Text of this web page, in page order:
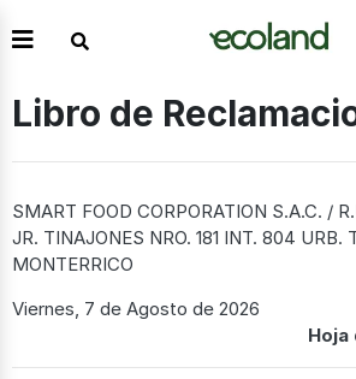
Libro de
SMART FOOD CORPORATION S.A.C. /
JR. TINAJONES NRO. 181 INT. 804 URB.
MONTERRICO
Viernes, 7 de Agosto de 2026
Hoja